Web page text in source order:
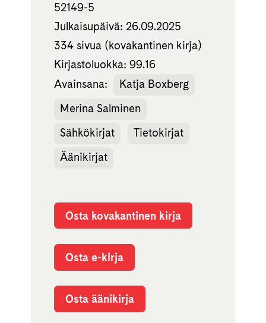
52149-5
Julkaisupäivä: 26.09.2025
334 sivua (kovakantinen kirja)
Kirjastoluokka: 99.16
Avainsana:
Katja Boxberg
Merina Salminen
Sähkökirjat
Tietokirjat
Äänikirjat
Osta kovakantinen kirja
Osta e-kirja
Osta äänikirja